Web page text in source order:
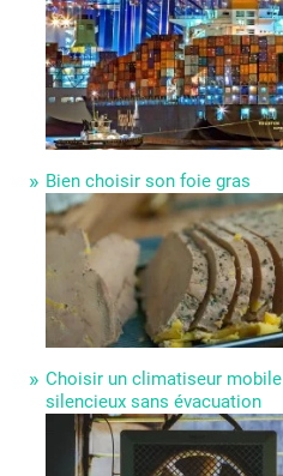
Bien choisir son foie gras
Choisir un climatiseur mobile
silencieux sans évacuation